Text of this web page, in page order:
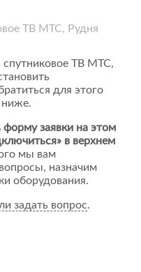
ТВ МТС, Рудня
ТВ МТС,
для этого
ниже.
заявки на этом
в верхнем
мы вам
назначим
оборудования.
задать вопрос.